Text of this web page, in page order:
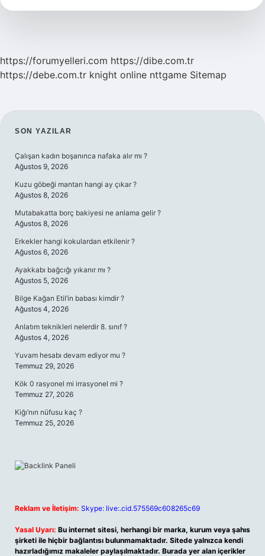
Yer
https://forumyelleri.com https://dibe.com.tr
https://debe.com.tr knight online nttgame Sitemap
SIDEBAR
SON YAZILAR
Çalışan kadın boşanınca nafaka alır mı ?
Ağustos 9, 2026
Kuzu göbeği mantarı hangi ay çıkar ?
Ağustos 8, 2026
Mutabakatta borç bakiyesi ne anlama gelir ?
Ağustos 8, 2026
Erkekler hangi kokulardan etkilenir ?
Ağustos 6, 2026
Ayakkabı bağcığı yıkanır mı ?
Ağustos 5, 2026
Bilge Kağan Etil’in babası kimdir ?
Ağustos 4, 2026
Anlatım teknikleri nelerdir 8. sınıf ?
Ağustos 4, 2026
Yuvam hesabı devam ediyor mu ?
Temmuz 29, 2026
Kök 0 rasyonel mi irrasyonel mi ?
Temmuz 27, 2026
Kiğı’nın nüfusu kaç ?
Temmuz 25, 2026
Reklam ve İletişim: Skype: live:.cid.575569c608265c69
Yasal Uyarı: Bu internet sitesi, herhangi bir marka, kurum veya şahıs
şirketi ile hiçbir bağlantısı bulunmamaktadır. Sitede yalnızca kendi
hazırladığımız makaleler paylaşılmaktadır. Burada yer alan içerikler